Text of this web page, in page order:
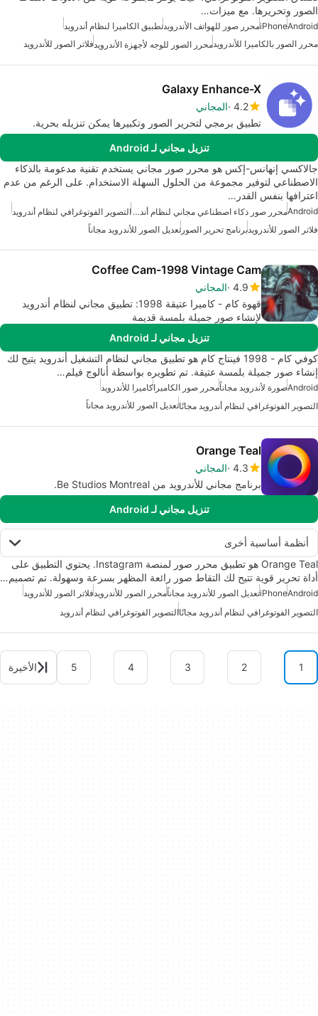
الصور وتحريرها. مع ميزات…
Android
iPhoneمحرر صور للهواتف الأندرويدتطبيق الكاميرا لنظام أندرويد
محرر الصور بالكاميرا للأندرويدمحرر الصور للوجه لأجهزة الأندرويد فلاتر الصور للأندرويد
Galaxy Enhance-X
4.2 المجاني
تطبيق برمجي لتحرير الصور وتكبيرها يمكن تنزيله بحرية.
تنزيل مجاني لـ Android
جالاكسي إنهانس-إكس هو محرر صور مجاني يستخدم تقنية مدعومة بالذكاء
الاصطناعي لتوفير مجموعة من الحلول السهلة الاستخدام. على الرغم من عدم
اعترافها بنفس القدر…
Android محرر صور ذكاء اصطناعي مجاني لنظام أندرويد التصوير الفوتوغرافي لنظام أندرويد
فلاتر الصور للأندرويدبرنامج تحرير الصور تعديل الصور للأندرويد مجاناً
Coffee Cam-1998 Vintage Cam
4.9 المجاني
قهوة كام - كاميرا عتيقة 1998: تطبيق مجاني لنظام أندرويد
لإنشاء صور جميلة بلمسة قديمة
تنزيل مجاني لـ Android
كوفي كام - 1998 فينتاج كام هو تطبيق مجاني لنظام التشغيل أندرويد يتيح لك
إنشاء صور جميلة بلمسة عتيقة. تم تطويره بواسطة أنالوج فيلم…
Androidصورة لأندرويد مجاناًمحرر صور الكاميراكاميرا للأندرويد
التصوير الفوتوغرافي لنظام أندرويد مجانًاتعديل الصور للأندرويد مجاناً
Orange Teal
4.3 المجاني
برنامج مجاني للأندرويد من Be Studios Montreal.
تنزيل مجاني لـ Android
أنظمة أساسية أخرى
Orange Teal هو تطبيق محرر صور لمنصة Instagram. يحتوي التطبيق على
أداة تحرير قوية تتيح لك التقاط صور رائعة المظهر بسرعة وسهولة. تم تصميم…
Android
iPhoneتعديل الصور للأندرويد مجاناًمحرر الصور للأندرويدفلاتر الصور للأندرويد
التصوير الفوتوغرافي لنظام أندرويد مجانًاالتصوير الفوتوغرافي لنظام أندرويد
1
2
3
4
5 الأخيرة